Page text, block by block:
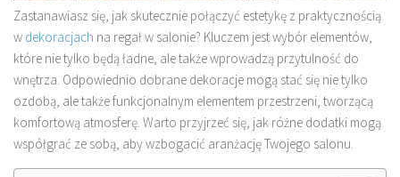
Zastanawiasz się, jak skutecznie połączyć estetykę z praktycznością
w dekoracjach na regał w salonie? Kluczem jest wybór elementów,
które nie tylko będą ładne, ale także wprowadzą przytulność do
wnętrza. Odpowiednio dobrane dekoracje mogą stać się nie tylko
ozdobą, ale także funkcjonalnym elementem przestrzeni, tworzącą
komfortową atmosferę. Warto przyjrzeć się, jak różne dodatki mogą
współgrać ze sobą, aby wzbogacić aranżację Twojego salonu.